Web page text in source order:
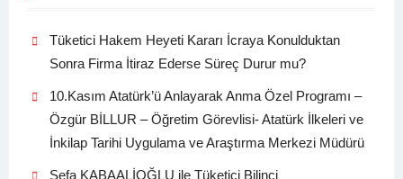
Tüketici Hakem Heyeti Kararı İcraya Konulduktan
Sonra Firma İtiraz Ederse Süreç Durur mu?
10.Kasım Atatürk’ü Anlayarak Anma Özel Programı –
Özgür BİLLUR – Öğretim Görevlisi- Atatürk İlkeleri ve
İnkilap Tarihi Uygulama ve Araştırma Merkezi Müdürü
Sefa KABAALİOĞLU ile Tüketici Bilinci